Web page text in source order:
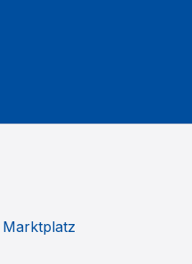
Marktplatz